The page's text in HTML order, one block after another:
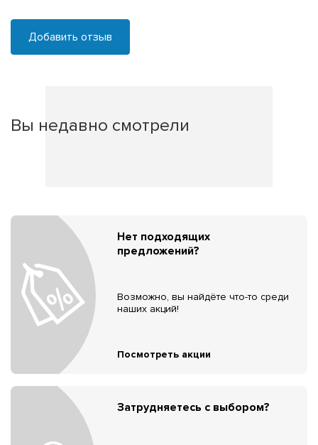
Добавить отзыв
Вы недавно смотрели
Нет подходящих
предложений?
Возможно, вы найдёте что-то среди
наших акций!
Посмотреть акции
Затрудняетесь с выбором?